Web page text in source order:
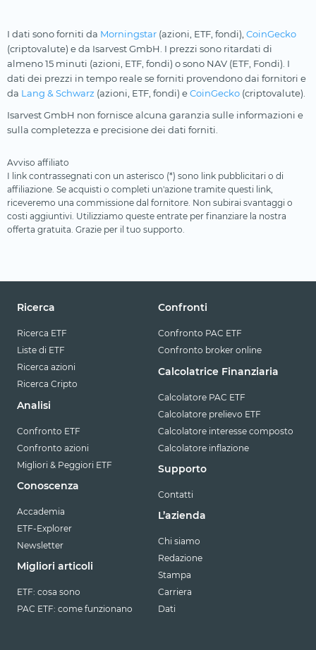
I dati sono forniti da Morningstar (azioni, ETF, fondi), CoinGecko
(criptovalute) e da Isarvest GmbH. I prezzi sono ritardati di
almeno 15 minuti (azioni, ETF, fondi) o sono NAV (ETF, Fondi). I
dati dei prezzi in tempo reale se forniti provendono dai fornitori e
da Lang & Schwarz (azioni, ETF, fondi) eCoinGecko (criptovalute).
Isarvest GmbH non fornisce alcuna garanzia sulle informazioni e
sulla completezza e precisione dei dati forniti.
Avviso affiliato
I link contrassegnati con un asterisco (*) sono link pubblicitari o di
affiliazione. Se acquisti o completi un'azione tramite questi link,
riceveremo una commissione dal fornitore. Non subirai svantaggi o
costi aggiuntivi. Utilizziamo queste entrate per finanziare la nostra
offerta gratuita. Grazie per il tuo supporto.
Ricerca
Ricerca ETF
Liste di ETF
Ricerca azioni
Ricerca Cripto
Analisi
Confronto ETF
Confronto azioni
Migliori & Peggiori ETF
Conoscenza
Accademia
ETF-Explorer
Newsletter
Migliori articoli
ETF: cosa sono
PAC ETF: come funzionano
Confronti
Confronto PAC ETF
Confronto broker online
Calcolatrice Finanziaria
Calcolatore PAC ETF
Calcolatore prelievo ETF
Calcolatore interesse composto
Calcolatore inflazione
Supporto
Contatti
L’azienda
Chi siamo
Redazione
Stampa
Carriera
Dati